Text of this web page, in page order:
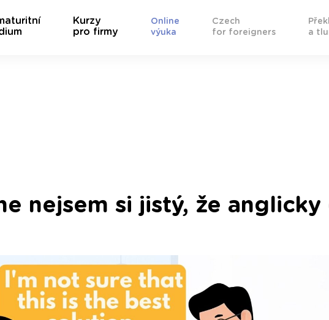
Kurzy
pro firmy
Online
výuka
Czech
for foreigners
a
nejsem si jistý, že anglicky